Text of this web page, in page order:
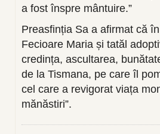
a fost înspre mântuire.”
Preasfinția Sa a afirmat că
Fecioare Maria și tatăl
credința, ascultarea,
de la Tismana, pe care îl
cel care a revigorat viața
mănăstiri”.